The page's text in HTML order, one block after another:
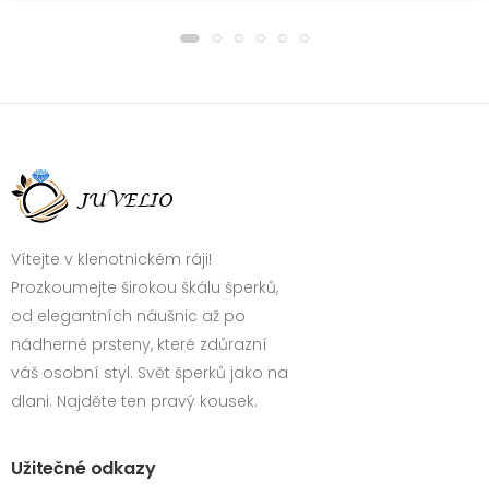
Vítejte v klenotnickém ráji!
Prozkoumejte širokou škálu šperků,
od elegantních náušnic až po
nádherné prsteny, které zdůrazní
váš osobní styl. Svět šperků jako na
dlani. Najděte ten pravý kousek.
Užitečné odkazy